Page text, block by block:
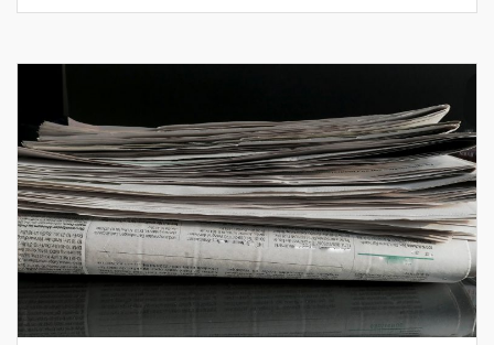
Van
tot